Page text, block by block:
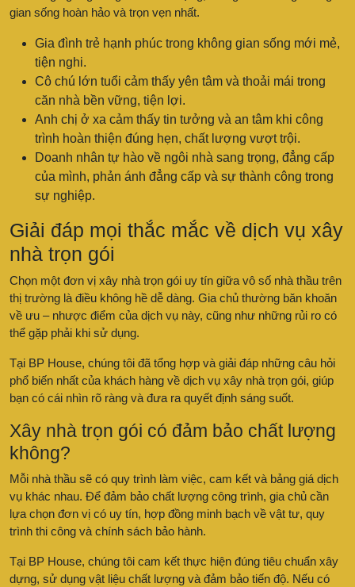
gian sống hoàn hảo và trọn vẹn nhất.
Gia đình trẻ hạnh phúc trong không gian sống mới mẻ,
tiện nghi.
Cô chú lớn tuổi cảm thấy yên tâm và thoải mái trong
căn nhà bền vững, tiện lợi.
Anh chị ở xa cảm thấy tin tưởng và an tâm khi công
trình hoàn thiện đúng hẹn, chất lượng vượt trội.
Doanh nhân tự hào về ngôi nhà sang trọng, đẳng cấp
của mình, phản ánh đẳng cấp và sự thành công trong
sự nghiệp.
Giải đáp mọi thắc mắc về dịch vụ xây
nhà trọn gói
Chọn một đơn vị xây nhà trọn gói uy tín giữa vô số nhà thầu trên
thị trường là điều không hề dễ dàng. Gia chủ thường băn khoăn
về ưu – nhược điểm của dịch vụ này, cũng như những rủi ro có
thể gặp phải khi sử dụng.
Tại BP House, chúng tôi đã tổng hợp và giải đáp những câu hỏi
phổ biến nhất của khách hàng về dịch vụ xây nhà trọn gói, giúp
bạn có cái nhìn rõ ràng và đưa ra quyết định sáng suốt.
Xây nhà trọn gói có đảm bảo chất lượng
không?
Mỗi nhà thầu sẽ có quy trình làm việc, cam kết và bảng giá dịch
vụ khác nhau. Để đảm bảo chất lượng công trình, gia chủ cần
lựa chọn đơn vị có uy tín, hợp đồng minh bạch về vật tư, quy
trình thi công và chính sách bảo hành.
Tại BP House, chúng tôi cam kết thực hiện đúng tiêu chuẩn xây
dựng, sử dụng vật liệu chất lượng và đảm bảo tiến độ. Nếu có